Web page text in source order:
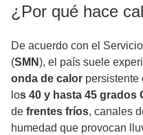
¿Por qué hace
De acuerdo con el
(SMN), el país suele
onda de calor persistente
los 40 y hasta 45 grados
de frentes fríos, canales
humedad que provocan